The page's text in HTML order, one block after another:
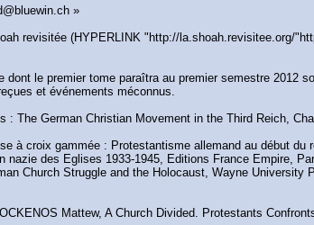
»
revisitée (HYPERLINK "http://la.shoah.revisitee.org/
dont le premier tome paraîtra au premier semestre 2012
et événements méconnus.
: The German Christian Movement in the Third Reich,
à croix gammée : Protestantisme allemand au début du
nazie des Eglises 1933-1945, Editions France Empire,
Church Struggle and the Holocaust, Wayne University
Mattew, A Church Divided. Protestants